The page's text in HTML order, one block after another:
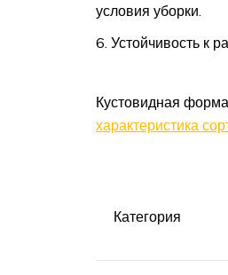
условия уборки.
Устойчивость к
Кустовидная
характеристика
Категория